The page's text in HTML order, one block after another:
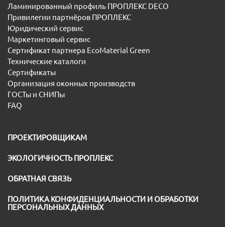
Ламинированный профиль ПРОПЛЕКС DECO
Привилегии партнёров ПРОПЛЕКС
Юридический сервис
Маркетинговый сервис
Сертификат партнера EcoMaterial Green
Технические каталоги
Сертификаты
Организация оконных производств
ГОСТы и СНИПы
FAQ
ПРОЕКТИРОВЩИКАМ
ЭКОЛОГИЧНОСТЬ ПРОПЛЕКС
ОБРАТНАЯ СВЯЗЬ
ПОЛИТИКА КОНФИДЕНЦИАЛЬНОСТИ И ОБРАБОТКИ
ПЕРСОНАЛЬНЫХ ДАННЫХ